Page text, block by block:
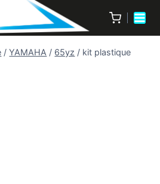
/ YAMAHA / 65yz / kit plastique